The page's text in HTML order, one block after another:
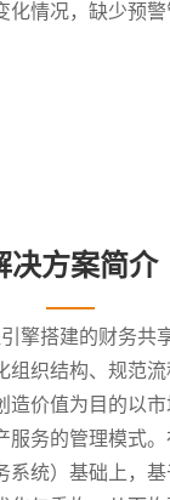
情况，缺少预警
决方案简介
擎搭建的财务共
组织结构、规范
造价值为目的以
服务的管理模式
系统）基础上，